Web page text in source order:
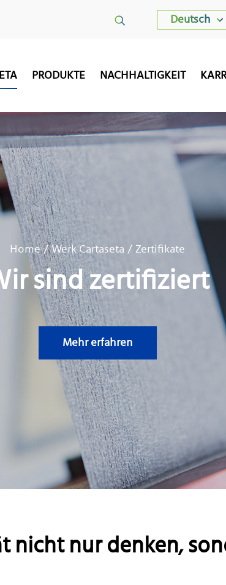
Deutsch
PRODUKTE NACHHALTIGKEIT
Home Werk Cartaseta Zertifikate
sind zertifiziert
Mehr erfahren
nicht nur denken,